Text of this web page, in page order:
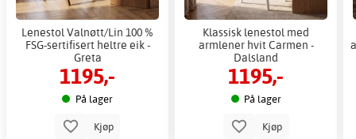
Lenestol Valnøtt/Lin 100 %
FSG-sertifisert heltre eik -
Greta
1195,-
På lager
Kjøp
Klassisk lenestol med
armlener hvit Carmen -
Dalsland
1195,-
På lager
Kjøp